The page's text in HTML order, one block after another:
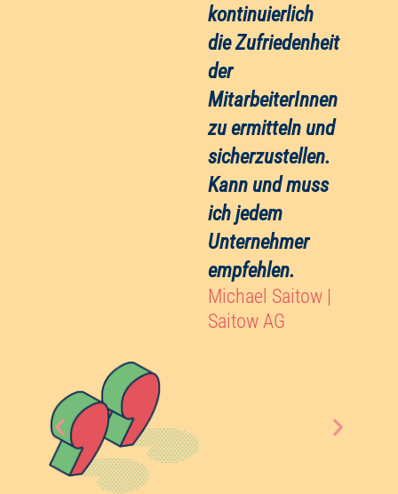
die Zufriedenheit
der
MitarbeiterInnen
zu ermitteln und
sicherzustellen.
Kann und muss
ich jedem
Unternehmer
empfehlen.
Michael Saitow |
Saitow AG